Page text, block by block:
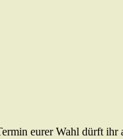
eurer Wahl dürft ihr